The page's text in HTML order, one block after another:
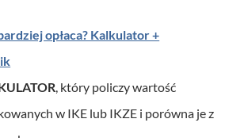
opłaca? Kalkulator +
, który policzy wartość
w IKE lub IKZE i porówna je z